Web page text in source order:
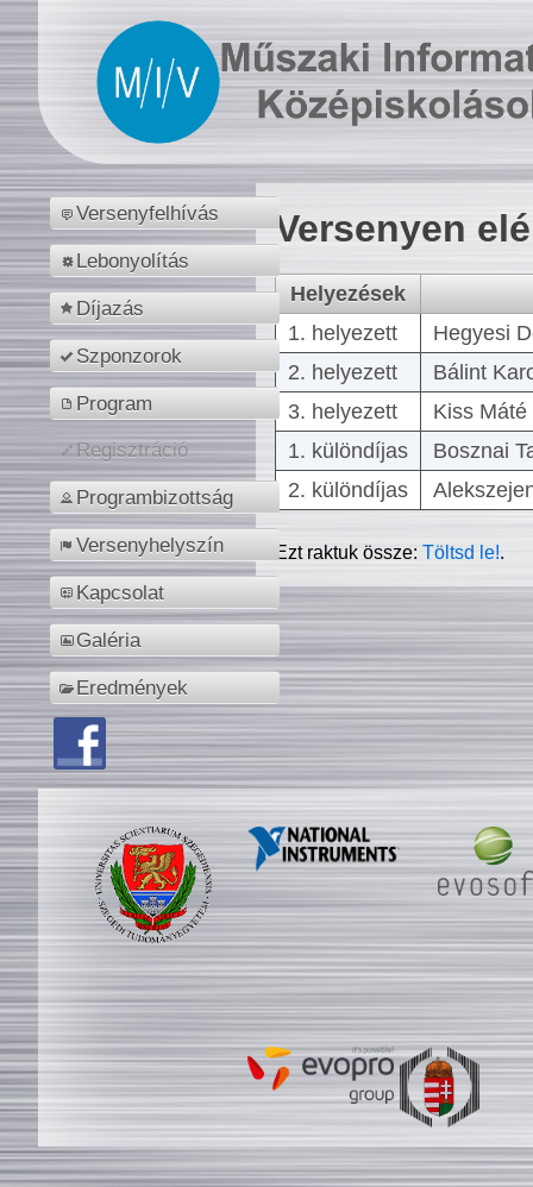
Versenyfelhívás
Lebonyolítás
Díjazás
Szponzorok
Program
Regisztráció
Programbizottság
Versenyhelyszín
Kapcsolat
Galéria
Eredmények
Versenyen
Helyezések
1. helyezett
Hegyesi
2. helyezett
Bálint
3. helyezett
Kiss
1. különdíjas
Bosznai
2. különdíjas
Ezt raktuk össze:Töltsd le!.